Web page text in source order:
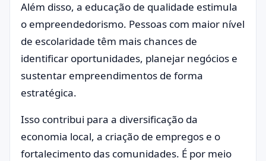
Além disso, a educação de qualidade estimula
o empreendedorismo. Pessoas com maior nível
de escolaridade têm mais chances de
identificar oportunidades, planejar negócios e
sustentar empreendimentos de forma
estratégica.
Isso contribui para a diversificação da
economia local, a criação de empregos e o
fortalecimento das comunidades. É por meio